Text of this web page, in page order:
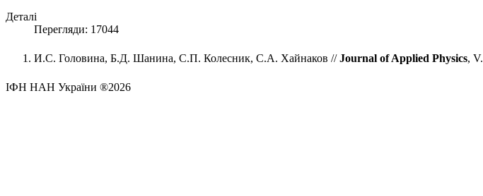
Деталі
Перегляди: 17044
И.С. Головина, Б.Д. Шанина, С.П. Колесник, С.А. Хайнаков // Journal of Applied Physics, V.
ІФН НАН України ®2026